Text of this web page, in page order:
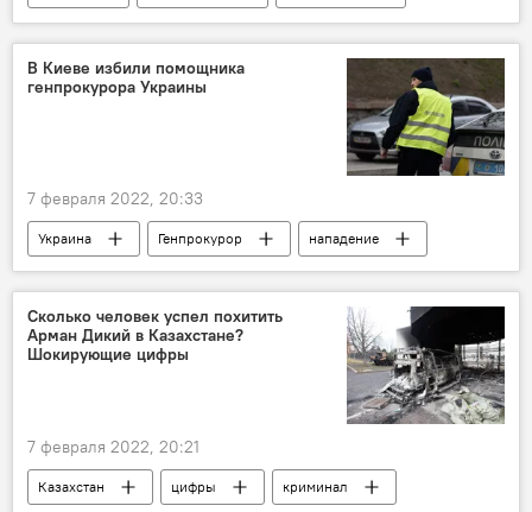
коронавирус
миграция Премьер
В Киеве избили помощника
генпрокурора Украины
7 февраля 2022, 20:33
Украина Генпрокурор нападение
Сколько человек успел похитить
Арман Дикий в Казахстане?
Шокирующие цифры
7 февраля 2022, 20:21
Казахстан цифры
криминал